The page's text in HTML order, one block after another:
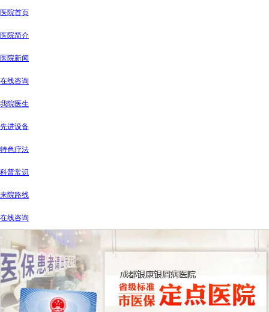
医院首页
医院简介
医院新闻
在线咨询
我院医生
先进设备
特色疗法
科普常识
来院路线
在线咨询